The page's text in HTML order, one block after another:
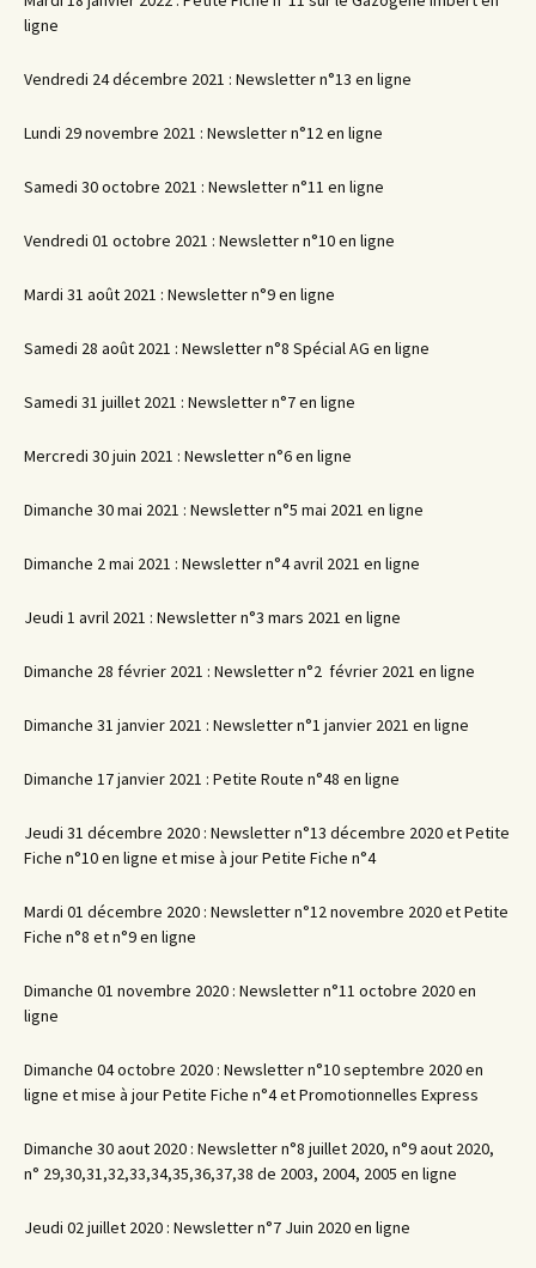
ligne
Vendredi 24 décembre 2021 : Newsletter n°13 en ligne
Lundi 29 novembre 2021 : Newsletter n°12 en ligne
Samedi 30 octobre 2021 : Newsletter n°11 en ligne
Vendredi 01 octobre 2021 : Newsletter n°10 en ligne
Mardi 31 août 2021 : Newsletter n°9 en ligne
Samedi 28 août 2021 : Newsletter n°8 Spécial AG en ligne
Samedi 31 juillet 2021 : Newsletter n°7 en ligne
Mercredi 30 juin 2021 : Newsletter n°6 en ligne
Dimanche 30 mai 2021 : Newsletter n°5 mai 2021 en ligne
Dimanche 2 mai 2021 : Newsletter n°4 avril 2021 en ligne
Jeudi 1 avril 2021 : Newsletter n°3 mars 2021 en ligne
Dimanche 28 février 2021 : Newsletter n°2 février 2021 en ligne
Dimanche 31 janvier 2021 : Newsletter n°1 janvier 2021 en ligne
Dimanche 17 janvier 2021 : Petite Route n°48 en ligne
Jeudi 31 décembre 2020 : Newsletter n°13 décembre 2020 et Petite
Fiche n°10 en ligne et mise à jour Petite Fiche n°4
Mardi 01 décembre 2020 : Newsletter n°12 novembre 2020 et Petite
Fiche n°8 et n°9 en ligne
Dimanche 01 novembre 2020 : Newsletter n°11 octobre 2020 en
ligne
Dimanche 04 octobre 2020 : Newsletter n°10 septembre 2020 en
ligne et mise à jour Petite Fiche n°4 et Promotionnelles Express
Dimanche 30 aout 2020 : Newsletter n°8 juillet 2020, n°9 aout 2020,
n° 29,30,31,32,33,34,35,36,37,38 de 2003, 2004, 2005 en ligne
Jeudi 02 juillet 2020 : Newsletter n°7 Juin 2020 en ligne